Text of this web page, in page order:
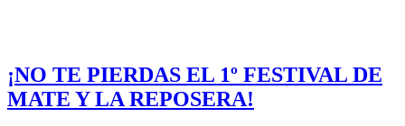
¡NO TE PIERDAS EL 1º FESTIVAL DE
MATE Y LA REPOSERA!